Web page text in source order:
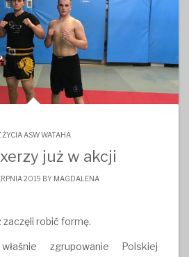
ŻYCIA ASW WATAHA
już w akcji
2019 BY MAGDALENA
robić formę.
zgrupowanie Polskiej